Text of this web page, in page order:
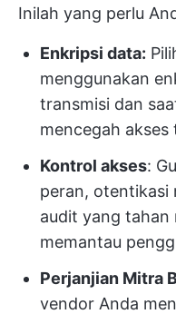
Inilah yang perlu
Enkripsi data:
menggunakan
transmisi dan
mencegah akses
Kontrol akses:
peran,
audit yang tahan
memantau
Perjanjian Mitra
vendor Anda